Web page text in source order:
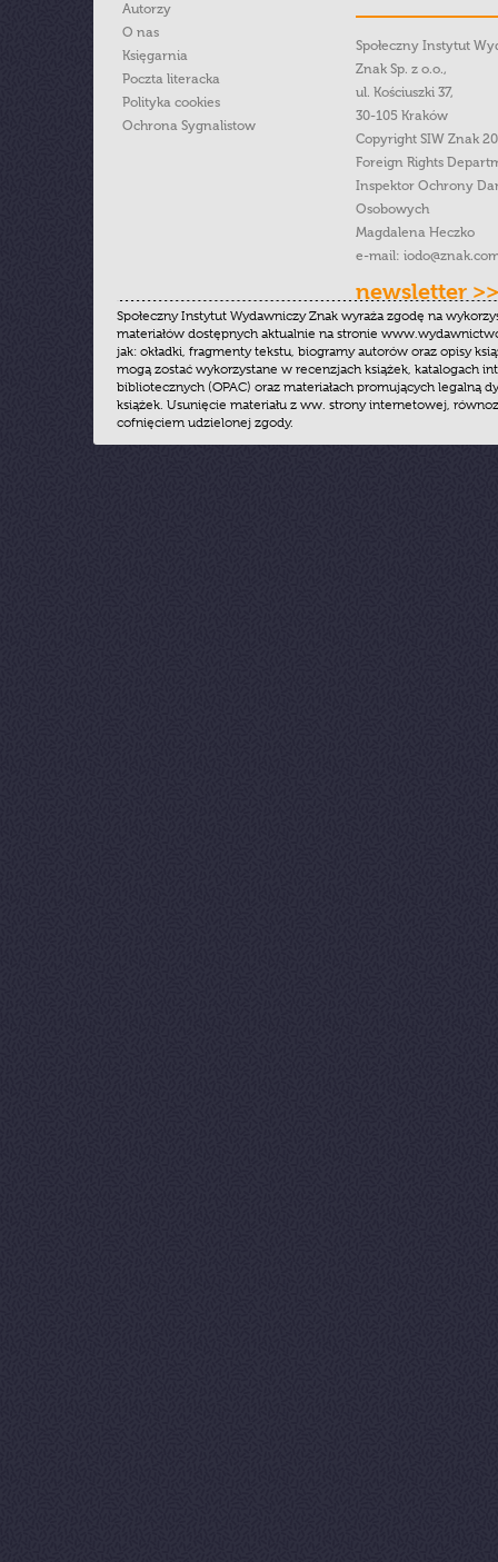
Autorzy
O nas
Księgarnia
Poczta literacka
Polityka cookies
Ochrona Sygnalistow
Społeczny Instytut
Znak Sp. z o.o.,
ul. Kościuszki 37,
30-105 Kraków
Copyright SIW Znak
Foreign Rights
Inspektor Ochrony
Osobowych
Magdalena Heczko
e-mail:
newsletter >>
Społeczny Instytut Wydawniczy Znak wyraża zgodę na
materiałów dostępnych aktualnie na stronie
jak: okładki, fragmenty tekstu, biogramy autorów oraz opisy
mogą zostać wykorzystane w recenzjach książek, katalogach
bibliotecznych (OPAC) oraz materiałach promujących legalną
książek. Usunięcie materiału z ww. strony internetowej,
cofnięciem udzielonej zgody.